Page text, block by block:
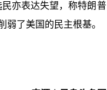
亦表达失望，称特朗普
了美国的民主根基。